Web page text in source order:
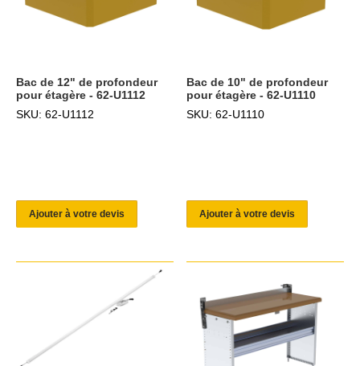
Bac de 12" de profondeur
pour étagère - 62-U1112
SKU: 62-U1112
Ajouter à votre devis
Bac de 10" de profondeur
pour étagère - 62-U1110
SKU: 62-U1110
Ajouter à votre devis